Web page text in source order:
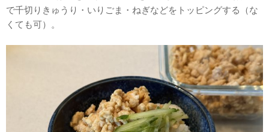
で千切りきゅうり・いりごま・ねぎなどをトッピングする（な
くても可）。